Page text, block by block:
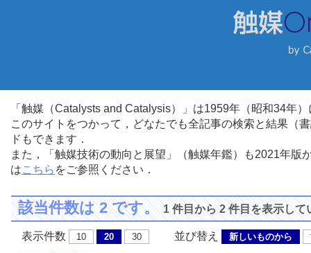
「触媒（Catalysts and Catalysis）」は1959年（昭和34年
このサイトをつかって，どなたでも全記事の検索と結果（
ドもできます．
また，「触媒技術の動向と展望」（触媒年鑑）も2021年
はこちら をご参照ください．
該当件数は 2 です。1 件目から 2 件目を表示して
表示件数 10 20 30 並び替え 新しいものから